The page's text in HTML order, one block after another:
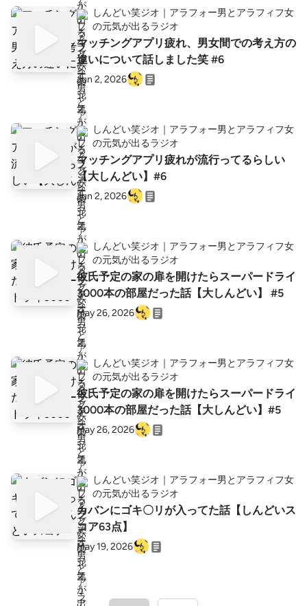
しんどい笑ジオ｜アラフォー男とアラフィフ女
の元気が出るラジオ
マッチングアプリ疲れ、男女間での考え方の
違いについて話しました笑 #6
Jun 2, 2026
しんどい笑ジオ｜アラフォー男とアラフィフ女
の元気が出るラジオ
マッチングアプリ疲れが流行ってるらしい
【大しんどい】#6
Jun 2, 2026
しんどい笑ジオ｜アラフォー男とアラフィフ女
の元気が出るラジオ
彼氏予定の家の扉を開けたらスーパードライ
3000本の部屋だった話【大しんどい】 #5
May 26, 2026
しんどい笑ジオ｜アラフォー男とアラフィフ女
の元気が出るラジオ
彼氏予定の家の扉を開けたらスーパードライ
3000本の部屋だった話【大しんどい】#5
May 26, 2026
しんどい笑ジオ｜アラフォー男とアラフィフ女
の元気が出るラジオ
カバンにゴキ〇リが入ってた話【しんどいス
コア63点】
May 19, 2026